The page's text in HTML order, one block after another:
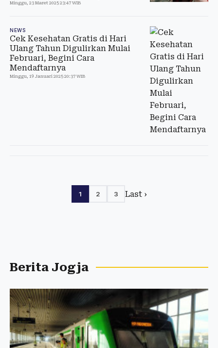
Minggu, 23 Maret 2025 23:47 WIB
NEWS
Cek Kesehatan Gratis di Hari
Ulang Tahun Digulirkan Mulai
Februari, Begini Cara
Mendaftarnya
Minggu, 19 Januari 2025 20:37 WIB
1 2 3 Last ›
Berita Jogja